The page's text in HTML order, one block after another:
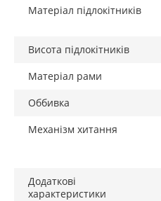
Матеріал підлокітників
Висота підлокітників
Матеріал рами
Оббивка
Механізм хитання
Додаткові
характеристики